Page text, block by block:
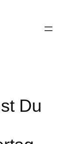
Du